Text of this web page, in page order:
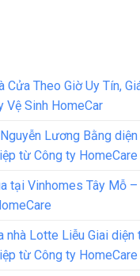
Cửa Theo Giờ Uy Tín,
Vệ Sinh HomeCar
Lương Bằng
từ Công ty HomeCare
tại Vinhomes Tây Mỗ
nhà Lotte Liễu Giai diện
từ Công ty HomeCare